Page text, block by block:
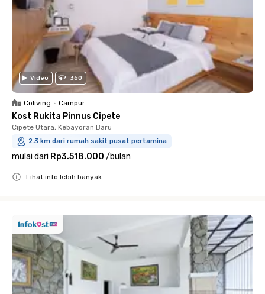
Video 360
Coliving • Campur
Kost Rukita Pinnus Cipete
Cipete Utara, Kebayoran Baru
2.3 km dari rumah sakit pusat pertamina
mulai dari Rp3.518.000 /bulan
Lihat info lebih banyak